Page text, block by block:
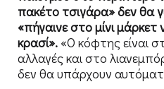
πακέτο τσιγάρα» δεν θα
«πήγαινε στο μίνι
κρασί». «Ο κόφτης είναι
αλλαγές και στο
δεν θα υπάρχουν